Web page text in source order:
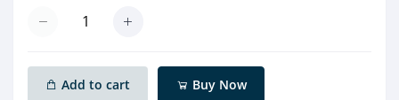
Add to cart Buy Now